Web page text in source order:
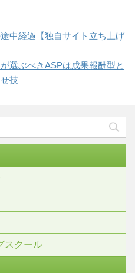
中経過【独自サイト立ち上げ
選ぶべきASPは成果報酬型と
技
スクール